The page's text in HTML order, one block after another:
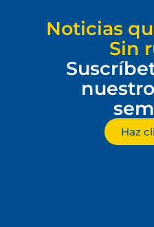
Noticias
Sin
Haz